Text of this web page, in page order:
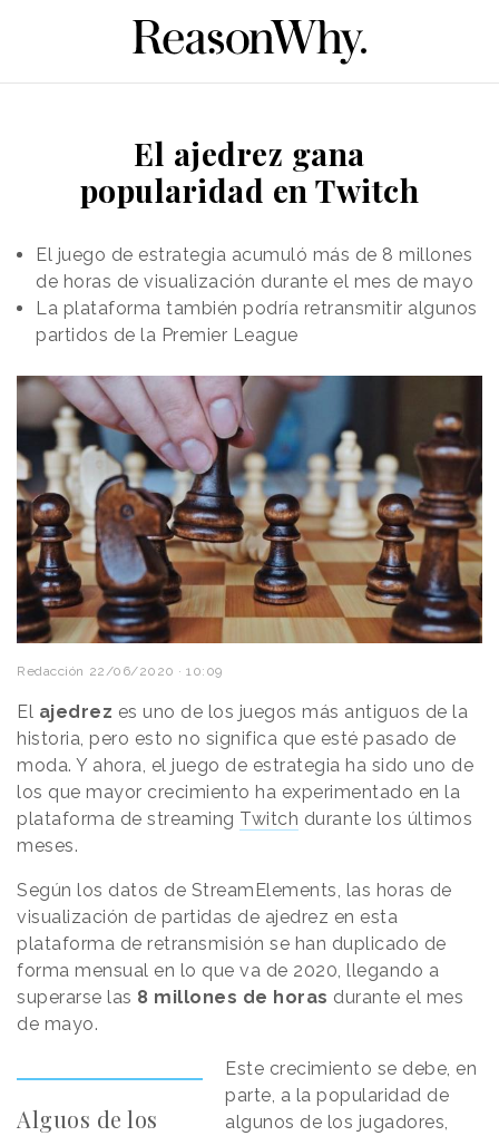
El ajedrez gana
popularidad en Twitch
El juego de estrategia acumuló más de 8 millones
de horas de visualización durante el mes de mayo
La plataforma también podría retransmitir algunos
partidos de la Premier League
Redacción 22/06/2020 · 10:09
El ajedrez es uno de los juegos más antiguos de la
historia, pero esto no significa que esté pasado de
moda. Y ahora, el juego de estrategia ha sido uno de
los que mayor crecimiento ha experimentado en la
plataforma de streaming Twitch durante los últimos
meses.
Según los datos de StreamElements, las horas de
visualización de partidas de ajedrez en esta
plataforma de retransmisión se han duplicado de
forma mensual en lo que va de 2020, llegando a
superarse las 8 millones de horas durante el mes
de mayo.
Alguos de los
Este crecimiento se debe, en
parte, a la popularidad de
algunos de los jugadores,